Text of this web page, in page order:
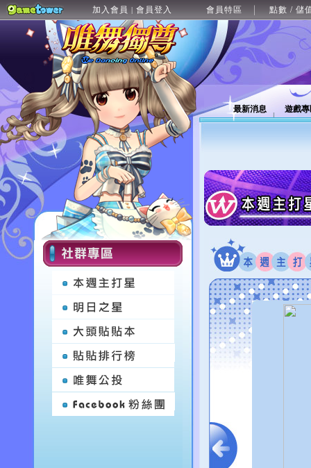
加入會員 | 會員登入 會員特區 點數 / 儲
最新消息 遊戲